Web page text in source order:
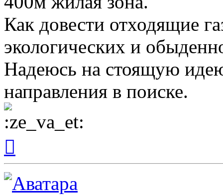
Как довести отходящие
экологических и
Надеюсь на стоящую
направления в поиске.
началу